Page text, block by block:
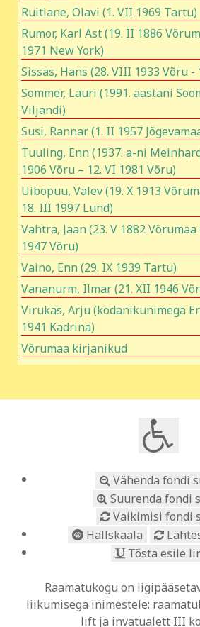
Ruitlane, Olavi (1. VII 1969 Tartu)
Rumor, Karl Ast (19. II 1886
1971 New York)
Sissas, Hans (28. VIII 1933 Võru -
Sommer, Lauri (1991. aastani
Viljandi)
Susi, Rannar (1. II 1957
Tuuling, Enn (1937. a-ni
1906 Võru – 12. VI 1981 Võru)
Uibopuu, Valev (19. X 1913
18. III 1997 Lund)
Vahtra, Jaan (23. V 1882
1947 Võru)
Vaino, Enn (29. IX 1939 Tartu)
Vananurm, Ilmar (21. XII 1946
Virukas, Arju (kodanikunimega
1941 Kadrina)
Võrumaa kirjanikud
Vähenda fondi
Suurenda fondi
Vaikimisi fondi
Hallskaala
Tõsta esile
Raamatukogu on
liikumisega inimestele:
lift ja invatualett III